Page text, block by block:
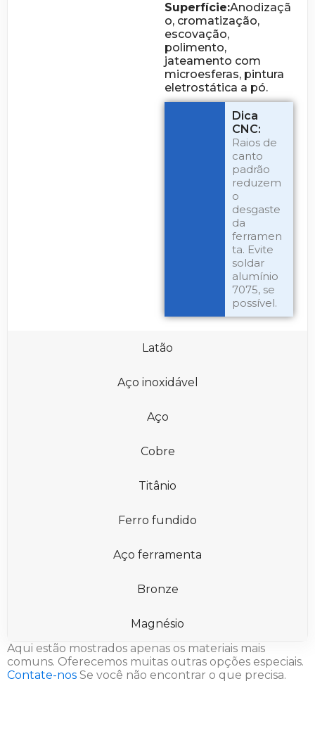
Latão
Aço inoxidável
Aço
Cobre
Titânio
Ferro fundido
Aço ferramenta
Bronze
Magnésio
Superfície:Anodizaçã
o, cromatização,
escovação,
polimento,
jateamento com
microesferas, pintura
eletrostática a pó.
Dica
CNC:
Raios de
canto
padrão
reduzem
o
desgaste
da
ferramen
ta. Evite
soldar
alumínio
7075, se
possível.
Aqui estão mostrados apenas os materiais mais
comuns. Oferecemos muitas outras opções especiais.
Contate-nos Se você não encontrar o que precisa.